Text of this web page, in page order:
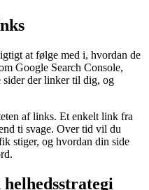
at følge med i, hvordan de
Google Search Console,
sider der linker til dig, og
af links. Et enkelt link fra
ti svage. Over tid vil du
stiger, og hvordan din side